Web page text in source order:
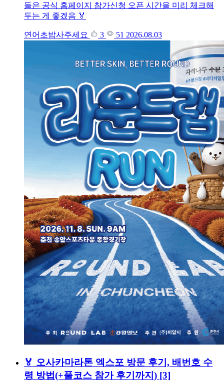
들은 공식 홈페이지 참가신청 오픈 시간을 미리 체크해
두는 게 좋겠음 🏅
연어초밥사주세요 3 51 2026.08.03
🏅 오사카마라톤 엑스포 방문 후기, 배번호 수
령 방법(+풀코스 참가 후기까지) [3]